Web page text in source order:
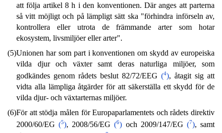
att följa artikel 8 h i den konventionen. Där anges att parterna
så vitt möjligt och på lämpligt sätt ska "förhindra införseln av,
kontrollera eller utrota de främmande arter som hotar
ekosystem, livsmiljöer eller arter".
(5)Unionen har som part i konventionen om skydd av europeiska
vilda djur och växter samt deras naturliga miljöer, som
godkändes genom rådets beslut 82/72/EEG (4), åtagit sig att
vidta alla lämpliga åtgärder för att säkerställa ett skydd för de
vilda djur- och växtarternas miljöer.
(6)För att stödja målen för Europaparlamentets och rådets direktiv
2000/60/EG(5), 2008/56/EG(6) och 2009/147/EG (7), samt